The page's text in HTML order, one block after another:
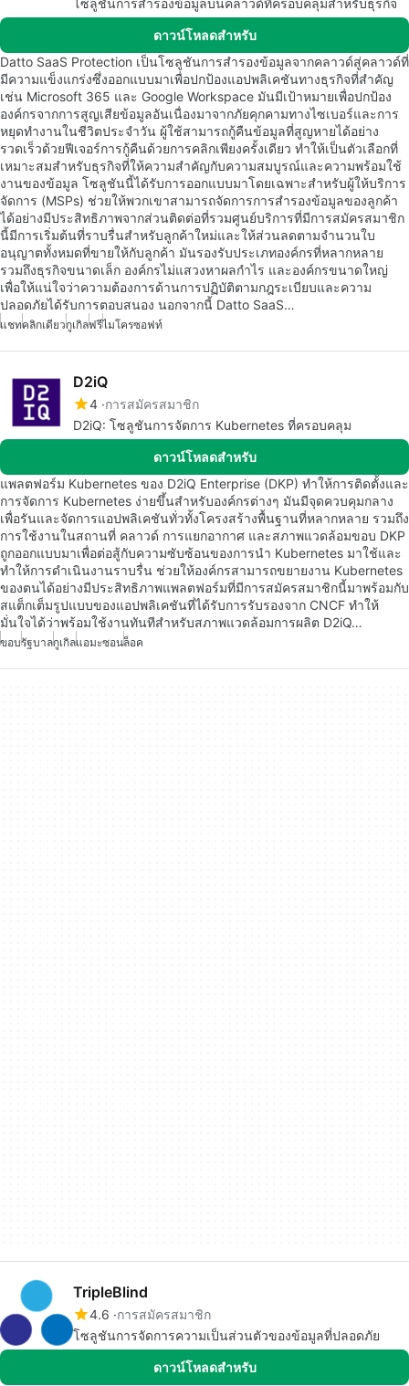
โซลูชันการสำรองข้อมูลบนคลาวด์ที่ครอบคลุมสำหรับธุรกิจ
ดาวน์โหลดสำหรับ
Datto SaaS Protection เป็นโซลูชันการสำรองข้อมูลจากคลาวด์สู่คลาวด์ที่
มีความแข็งแกร่งซึ่งออกแบบมาเพื่อปกป้องแอปพลิเคชันทางธุรกิจที่สำคัญ
เช่น Microsoft 365 และ Google Workspace มันมีเป้าหมายเพื่อปกป้อง
องค์กรจากการสูญเสียข้อมูลอันเนื่องมาจากภัยคุกคามทางไซเบอร์และการ
หยุดทำงานในชีวิตประจำวัน ผู้ใช้สามารถกู้คืนข้อมูลที่สูญหายได้อย่าง
รวดเร็วด้วยฟีเจอร์การกู้คืนด้วยการคลิกเพียงครั้งเดียว ทำให้เป็นตัวเลือกที่
เหมาะสมสำหรับธุรกิจที่ให้ความสำคัญกับความสมบูรณ์และความพร้อมใช้
งานของข้อมูล โซลูชันนี้ได้รับการออกแบบมาโดยเฉพาะสำหรับผู้ให้บริการ
จัดการ (MSPs) ช่วยให้พวกเขาสามารถจัดการการสำรองข้อมูลของลูกค้า
ได้อย่างมีประสิทธิภาพจากส่วนติดต่อที่รวมศูนย์บริการที่มีการสมัครสมาชิก
นี้มีการเริ่มต้นที่ราบรื่นสำหรับลูกค้าใหม่และให้ส่วนลดตามจำนวนใบ
อนุญาตทั้งหมดที่ขายให้กับลูกค้า มันรองรับประเภทองค์กรที่หลากหลาย
รวมถึงธุรกิจขนาดเล็ก องค์กรไม่แสวงหาผลกำไร และองค์กรขนาดใหญ่
เพื่อให้แน่ใจว่าความต้องการด้านการปฏิบัติตามกฎระเบียบและความ
ปลอดภัยได้รับการตอบสนอง นอกจากนี้ Datto SaaS…
แชทคลิกเดียวกูเกิลฟรีไมโครซอฟท์
D2iQ
4 การสมัครสมาชิก
D2iQ: โซลูชันการจัดการ Kubernetes ที่ครอบคลุม
ดาวน์โหลดสำหรับ
แพลตฟอร์ม Kubernetes ของ D2iQ Enterprise (DKP) ทำให้การติดตั้งและ
การจัดการ Kubernetes ง่ายขึ้นสำหรับองค์กรต่างๆ มันมีจุดควบคุมกลาง
เพื่อรันและจัดการแอปพลิเคชันทั่วทั้งโครงสร้างพื้นฐานที่หลากหลาย รวมถึง
การใช้งานในสถานที่ คลาวด์ การแยกอากาศ และสภาพแวดล้อมขอบ DKP
ถูกออกแบบมาเพื่อต่อสู้กับความซับซ้อนของการนำ Kubernetes มาใช้และ
ทำให้การดำเนินงานราบรื่น ช่วยให้องค์กรสามารถขยายงาน Kubernetes
ของตนได้อย่างมีประสิทธิภาพแพลตฟอร์มที่มีการสมัครสมาชิกนี้มาพร้อมกับ
สแต็กเต็มรูปแบบของแอปพลิเคชันที่ได้รับการรับรองจาก CNCF ทำให้
มั่นใจได้ว่าพร้อมใช้งานทันทีสำหรับสภาพแวดล้อมการผลิต D2iQ…
ขอบรัฐบาลกูเกิลแอมะซอนล็อค
TripleBlind
4.6 การสมัครสมาชิก
โซลูชันการจัดการความเป็นส่วนตัวของข้อมูลที่ปลอดภัย
ดาวน์โหลดสำหรับ